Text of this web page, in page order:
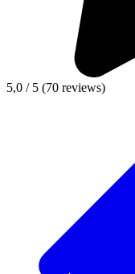
5,0 / 5 (70 reviews)